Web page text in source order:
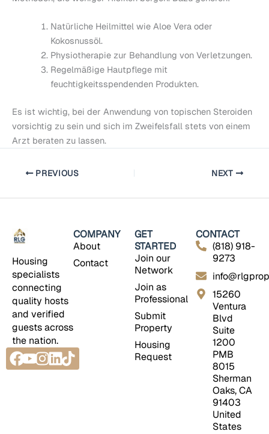
Natürliche Heilmittel wie Aloe Vera oder
Kokosnussöl.
Physiotherapie zur Behandlung von Verletzungen.
Regelmäßige Hautpflege mit
feuchtigkeitsspendenden Produkten.
Es ist wichtig, bei der Anwendung von topischen Steroiden
vorsichtig zu sein und sich im Zweifelsfall stets von einem
Arzt beraten zu lassen.
PREVIOUS NEXT
Housing
specialists
connecting
quality hosts
and verified
guests across
the nation.
Facebook
Youtube
Instagram
Linkedin
Tiktok
COMPANY
About
Contact
GET
STARTED
Join our
Network
Join as
Professional
Submit
Property
Housing
Request
CONTACT
(818) 918-
9273
15260
Ventura
Blvd
Suite
1200
PMB
8015
Sherman
Oaks, CA
91403
United
States